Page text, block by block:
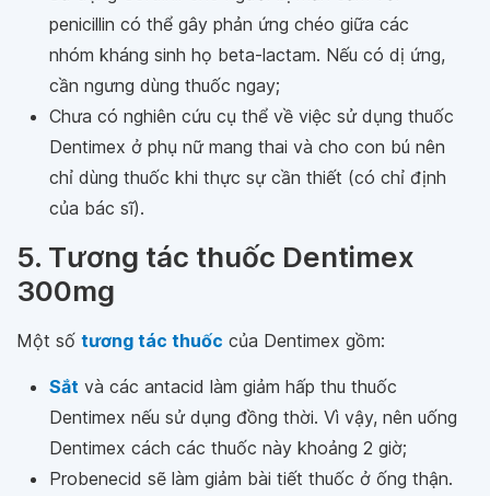
penicillin có thể gây phản ứng chéo giữa các
nhóm kháng sinh họ beta-lactam. Nếu có dị ứng,
cần ngưng dùng thuốc ngay;
Chưa có nghiên cứu cụ thể về việc sử dụng thuốc
Dentimex ở phụ nữ mang thai và cho con bú nên
chỉ dùng thuốc khi thực sự cần thiết (có chỉ định
của bác sĩ).
5. Tương tác thuốc Dentimex
300mg
Một số tương tác thuốc của Dentimex gồm:
Sắt và các antacid làm giảm hấp thu thuốc
Dentimex nếu sử dụng đồng thời. Vì vậy, nên uống
Dentimex cách các thuốc này khoảng 2 giờ;
Probenecid sẽ làm giảm bài tiết thuốc ở ống thận.